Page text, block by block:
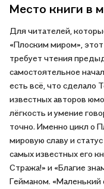
Место книги в
Для читателей,
«Плоским миром»,
требует чтения
самостоятельное
есть всё, что сделало
известных авторов
лёгкость и умение
точно. Именно цикл о
мировую славу и
самых известных его
Стража!» и «Благие
Гейманом.